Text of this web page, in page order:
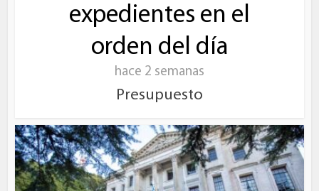
expedientes en el
orden del día
hace 2 semanas
Presupuesto